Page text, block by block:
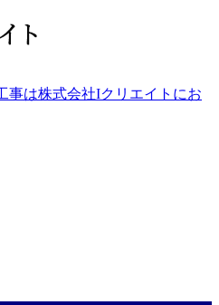
事は株式会社Iクリエイトにお